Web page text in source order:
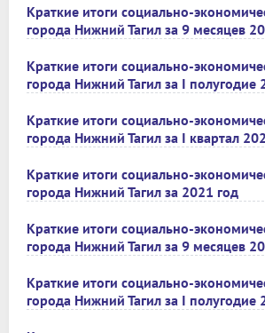
Краткие итоги социально-
города Нижний Тагил за 9 месяцев
Краткие итоги социально-
города Нижний Тагил за I полугодие
Краткие итоги социально-
города Нижний Тагил за I квартал
Краткие итоги социально-
города Нижний Тагил за 2021 год
Краткие итоги социально-
города Нижний Тагил за 9 месяцев
Краткие итоги социально-
города Нижний Тагил за I полугодие